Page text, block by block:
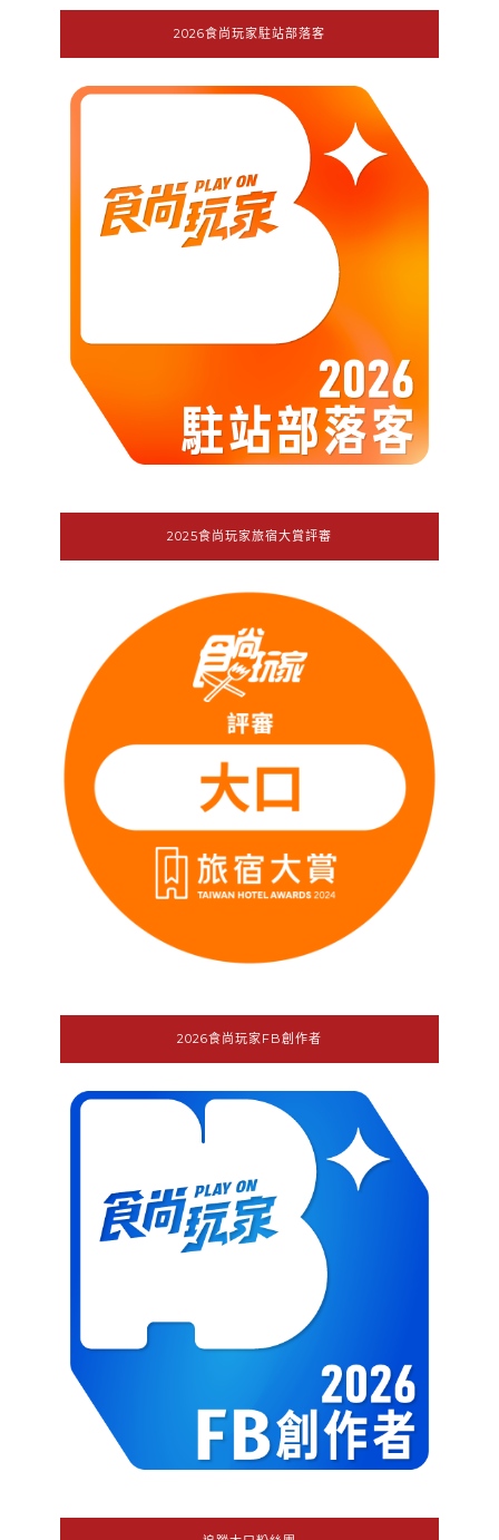
2026食尚玩家駐站部落客
2025食尚玩家旅宿大賞評審
2026食尚玩家FB創作者